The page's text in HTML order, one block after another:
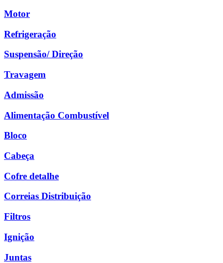
Motor
Refrigeração
Suspensão/ Direção
Travagem
Admissão
Alimentação Combustível
Bloco
Cabeça
Cofre detalhe
Correias Distribuição
Filtros
Ignição
Juntas